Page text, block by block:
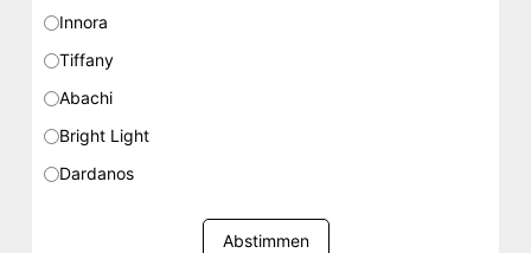
Innora
Tiffany
Abachi
Bright Light
Dardanos
Abstimmen